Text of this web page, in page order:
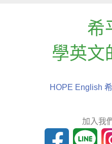
希
學英文
HOPE English
加入我